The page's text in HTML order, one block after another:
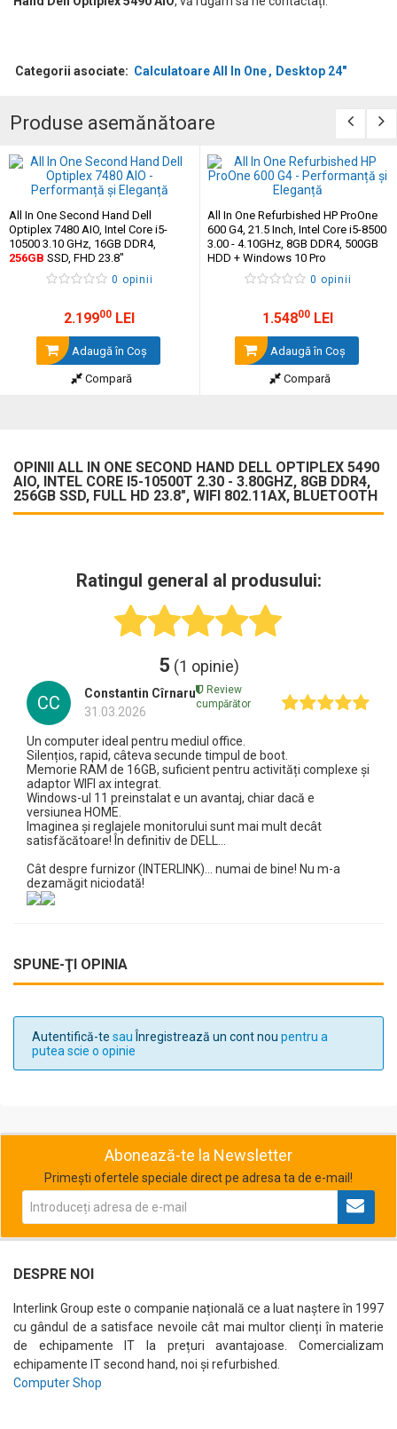
Categorii asociate: Calculatoare All In One Desktop 24"
Produse asemănătoare
All In One Second Hand Dell
Optiplex 7480 AIO, Intel Core i5-
10500 3.10 GHz, 16GB DDR4,
256GB SSD, FHD 23.8"
0 opinii
2.19900 LEI
Adaugă în Coş
Compară
All In One Refurbished HP ProOne
600 G4, 21.5 Inch, Intel Core i5-8500
3.00 - 4.10GHz, 8GB DDR4, 500GB
HDD + Windows 10 Pro
0 opinii
1.54800 LEI
Adaugă în Coş
Compară
OPINII ALL IN ONE SECOND HAND DELL OPTIPLEX 5490
AIO, INTEL CORE I5-10500T 2.30 - 3.80GHZ, 8GB DDR4,
256GB SSD, FULL HD 23.8", WIFI ‎802.11AX, BLUETOOTH
Ratingul general al produsului:
5 (1 opinie)
CC
Constantin Cîrnaru
31.03.2026
Review
cumpărător
Un computer ideal pentru mediul office.
Silențios, rapid, câteva secunde timpul de boot.
Memorie RAM de 16GB, suficient pentru activități complexe și
adaptor WIFI ax integrat.
Windows-ul 11 preinstalat e un avantaj, chiar dacă e
versiunea HOME.
Imaginea și reglajele monitorului sunt mai mult decât
satisfăcătoare! În definitiv de DELL...
Cât despre furnizor (INTERLINK)... numai de bine! Nu m-a
dezamăgit niciodată!
SPUNE-ŢI OPINIA
Autentifică-te sau Înregistrează un cont nou pentru a
putea scie o opinie
Abonează-te la Newsletter
Primești ofertele speciale direct pe adresa ta de e-mail!
DESPRE NOI
Interlink Group este o companie națională ce a luat naștere în 1997
cu gândul de a satisface nevoile cât mai multor clienți în materie
de echipamente IT la prețuri avantajoase. Comercializam
echipamente IT second hand, noi și refurbished.
Computer Shop